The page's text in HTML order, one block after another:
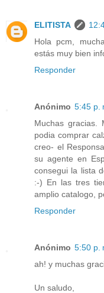
ELITISTA
Hola pcm,
estás muy bien
Responder
Anónimo 5:45 p.
Muchas gracias.
podia comprar
creo- el
su agente en
consegui la lista
:-) En las tres
amplio catalogo,
Responder
Anónimo 5:50 p.
ah! y muchas
Un saludo,